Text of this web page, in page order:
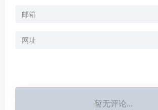
暂无评论...